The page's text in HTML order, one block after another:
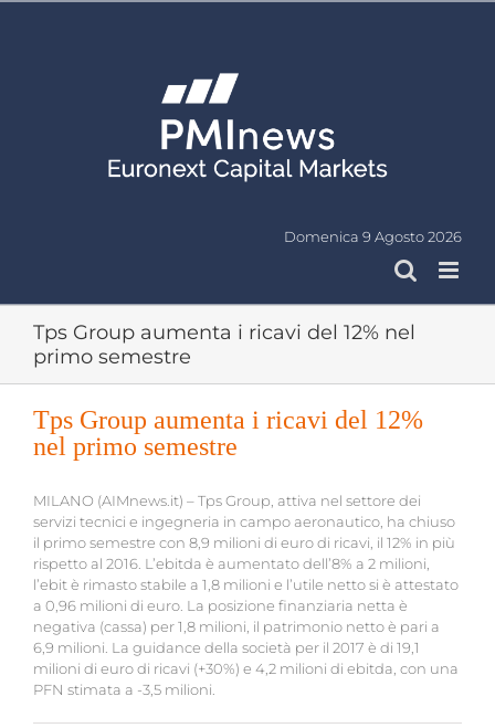
Domenica 9 Agosto 2026
Tps Group aumenta i ricavi del 12% nel
primo semestre
Tps Group aumenta i ricavi del 12%
nel primo semestre
MILANO (AIMnews.it) – Tps Group, attiva nel settore dei
servizi tecnici e ingegneria in campo aeronautico, ha chiuso
il primo semestre con 8,9 milioni di euro di ricavi, il 12% in più
rispetto al 2016. L’ebitda è aumentato dell’8% a 2 milioni,
l’ebit è rimasto stabile a 1,8 milioni e l’utile netto si è attestato
a 0,96 milioni di euro. La posizione finanziaria netta è
negativa (cassa) per 1,8 milioni, il patrimonio netto è pari a
6,9 milioni. La guidance della società per il 2017 è di 19,1
milioni di euro di ricavi (+30%) e 4,2 milioni di ebitda, con una
PFN stimata a -3,5 milioni.